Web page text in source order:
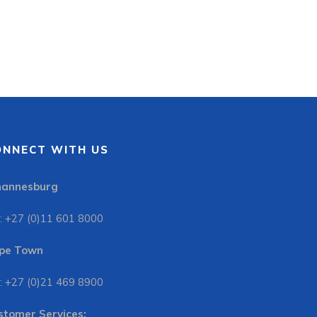
WITH US
+27 (0)11 601 8000
Town
+27 (0)21 469 8900
Services: